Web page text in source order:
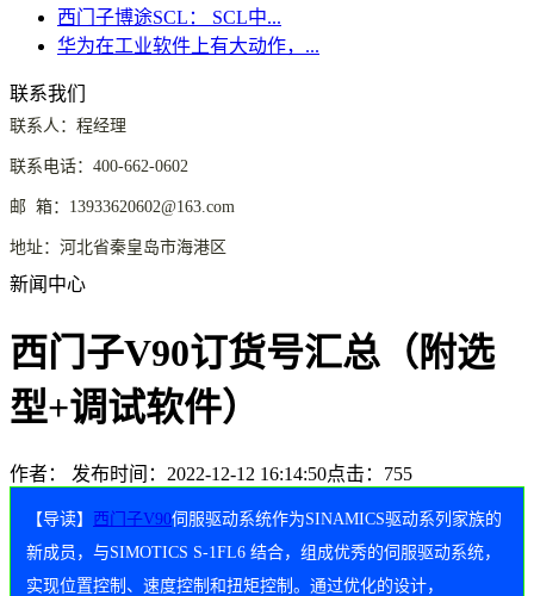
西门子博途SCL： SCL中...
华为在工业软件上有大动作，...
联系我们
联系人：程经理
联系电话：400-662-0602
邮 箱：13933620602@163.com
地址：河北省秦皇岛市海港区
新闻中心
西门子V90订货号汇总（附选
型+调试软件）
作者： 发布时间：2022-12-12 16:14:50点击：755
【导读】 西门子V90伺服驱动系统作为SINAMICS驱动系列家族的
新成员，与SIMOTICS S-1FL6 结合，组成优秀的伺服驱动系统，
实现位置控制、速度控制和扭矩控制。通过优化的设计，